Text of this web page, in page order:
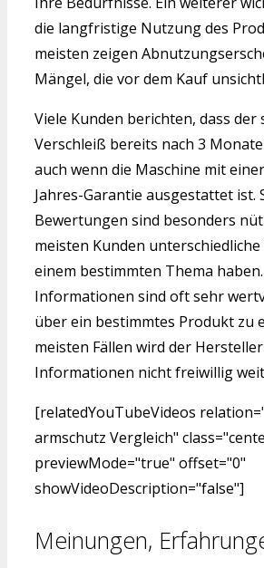
die langfristige Nutzung des
meisten zeigen
Mängel, die vor dem Kauf
Viele Kunden berichten, dass der
Verschleiß bereits nach 3
auch wenn die Maschine mit
Jahres-Garantie ausgestattet ist.
Bewertungen sind besonders
meisten Kunden
einem bestimmten Thema
Informationen sind oft sehr
über ein bestimmtes Produkt zu
meisten Fällen wird der
Informationen nicht freiwillig
[relatedYouTubeVideos
armschutz Vergleich"
previewMode="true" offset="0"
showVideoDescription="false"]
Meinungen,